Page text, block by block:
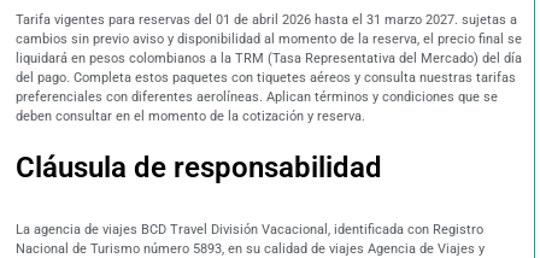
Tarifa vigentes para reservas del 01 de abril 2026 hasta el 31 marzo 2027. sujetas a
cambios sin previo aviso y disponibilidad al momento de la reserva, el precio final se
liquidará en pesos colombianos a la TRM (Tasa Representativa del Mercado) del día
del pago. Completa estos paquetes con tiquetes aéreos y consulta nuestras tarifas
preferenciales con diferentes aerolíneas. Aplican términos y condiciones que se
deben consultar en el momento de la cotización y reserva.
Cláusula de responsabilidad
La agencia de viajes BCD Travel División Vacacional, identificada con Registro
Nacional de Turismo número 5893, en su calidad de viajes Agencia de Viajes y